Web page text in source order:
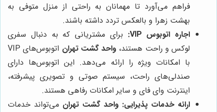
فراهم می‌آورد تا مهمانان به راحتی از منزل متوفی به
بهشت زهرا و بالعکس تردد داشته باشند.
اجاره اتوبوس VIP:
برای مشتریانی که به دنبال سفری
لوکس و راحت هستند، واحد گشت تهران
اتوبوس‌های VIP
با امکانات ویژه را ارائه می‌دهد. این اتوبوس‌ها دارای
صندلی‌های راحت، سیستم صوتی و تصویری پیشرفته،
اینترنت وای فای و سایر امکانات رفاهی هستند.
ارائه خدمات پذیرایی: واحد گشت تهران می‌تواند خدمات